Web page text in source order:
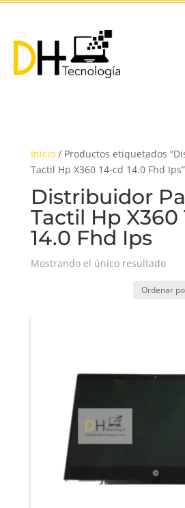
Inicio/ Productos etiquetados
Tactil Hp X360 14-cd 14.0 Fhd Ips”
Distribuidor
Tactil Hp X360
14.0 Fhd Ips
Mostrando el único resultado